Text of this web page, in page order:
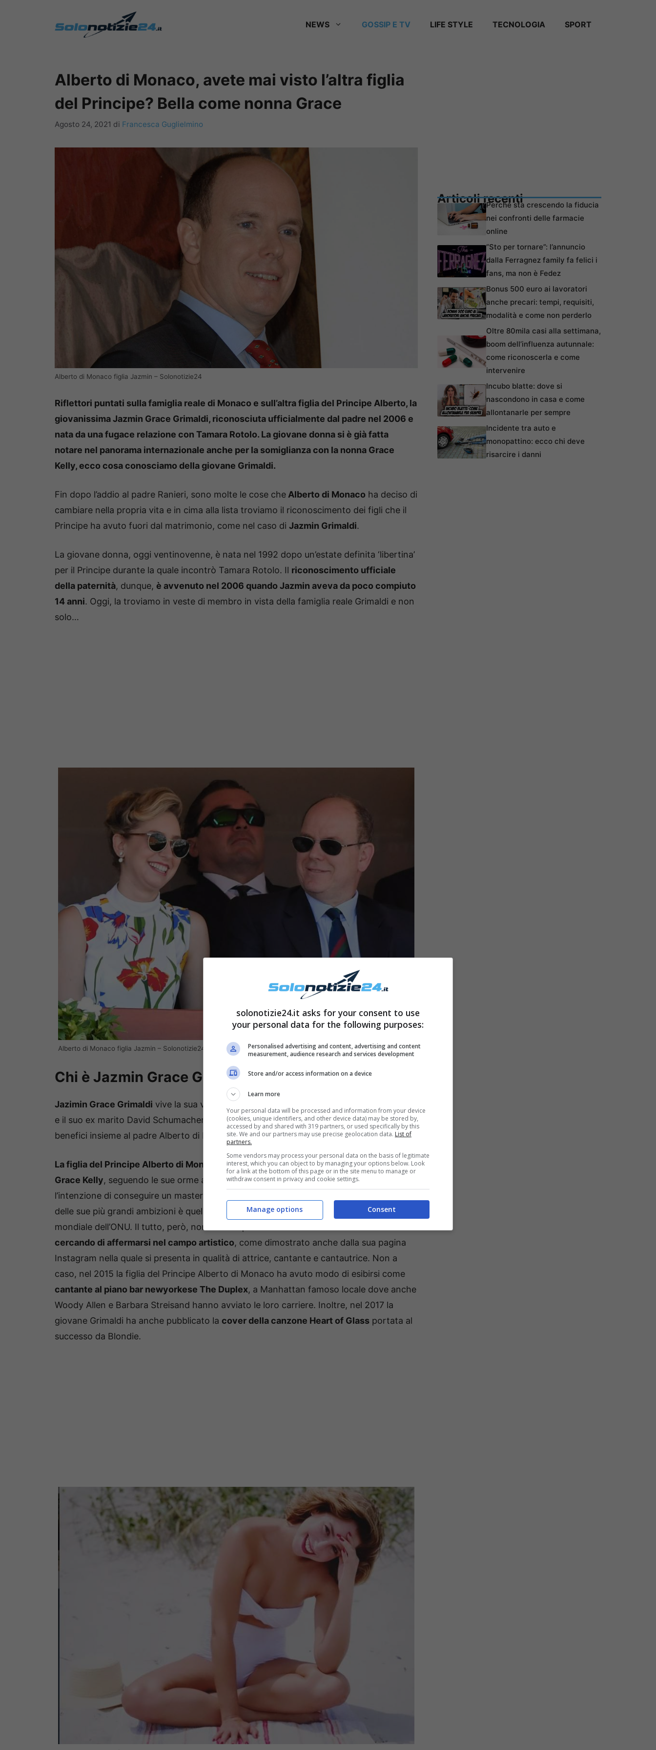
NEWS GOSSIP E TV LIFE STYLE TECNOLOGIA SPORT
Alberto di Monaco, avete mai visto l’altra figlia
del Principe? Bella come nonna Grace
Agosto 24, 2021 di Francesca Guglielmino
Alberto di Monaco figlia Jazmin – Solonotizie24
Riflettori puntati sulla famiglia reale di Monaco e sull’altra figlia del Principe Alberto, la
giovanissima Jazmin Grace Grimaldi, riconosciuta ufficialmente dal padre nel 2006 e
nata da una fugace relazione con Tamara Rotolo. La giovane donna si è già fatta
notare nel panorama internazionale anche per la somiglianza con la nonna Grace
Kelly, ecco cosa conosciamo della giovane Grimaldi.
Fin dopo l’addio al padre Ranieri, sono molte le cose che Alberto di Monaco ha deciso di
cambiare nella propria vita e in cima alla lista troviamo il riconoscimento dei figli che il
Principe ha avuto fuori dal matrimonio, come nel caso di Jazmin Grimaldi.
La giovane donna, oggi ventinovenne, è nata nel 1992 dopo un’estate definita ‘libertina’
per il Principe durante la quale incontrò Tamara Rotolo. Il riconoscimento ufficiale
della paternità, dunque, è avvenuto nel 2006 quando Jazmin aveva da poco compiuto
14 anni. Oggi, la troviamo in veste di membro in vista della famiglia reale Grimaldi e non
solo…
Alberto di Monaco figlia Jazmin – Solonotizie24
Chi è Jazmin Grace Grimaldi?
Jazimin Grace Grimaldi vive la sua vita a metà tra l’America, insieme alla madre Tamara
e il suo ex marito David Schumacher, e la Francia dove si mostra spesso ad eventi
benefici insieme al padre Alberto di Monaco.
La figlia del Principe Alberto di Monaco , considerata già una degna erede dellanonna
Grace Kelly, seguendo le sue orme anche in campo umanitario, ha già manifestato
l’intenzione di conseguire un master post-laurea in Relazioni Internazionali dato che una
delle sue più grandi ambizioni è quella di poter lavorare nel programma alimentare
mondiale dell’ONU. Il tutto, però, non finisce qui dato che
cercando di affermarsi nel campo artistico, come dimostrato anche dalla sua pagina
Instagram nella quale si presenta in qualità di attrice, cantante e cantautrice. Non a
caso, nel 2015 la figlia del Principe Alberto di Monaco ha avuto modo di esibirsi come
cantante al piano bar newyorkese The Duplex, a Manhattan famoso locale dove anche
Woody Allen e Barbara Streisand hanno avviato le loro carriere. Inoltre, nel 2017 la
giovane Grimaldi ha anche pubblicato la cover della canzone Heart of Glass portata al
successo da Blondie.
Articoli recentiPerché sta crescendo la fiducia
nei confronti delle farmacie
online
“Sto per tornare”: l’annuncio
dalla Ferragnez family fa felici i
fans, ma non è Fedez
Bonus 500 euro ai lavoratori
anche precari: tempi, requisiti,
modalità e come non perderlo
Oltre 80mila casi alla settimana,
boom dell’influenza autunnale:
come riconoscerla e come
intervenire
Incubo blatte: dove si
nascondono in casa e come
allontanarle per sempre
Incidente tra auto e
monopattino: ecco chi deve
risarcire i danni
solonotizie24.it asks for your consent to use
your personal data for the following purposes:
Personalised advertising and content, advertising and content
measurement, audience research and services development
Store and/or access information on a device
Learn more
Your personal data will be processed and information from your device
(cookies, unique identifiers, and other device data) may be stored by,
accessed by and shared with 319 partners, or used specifically by this
site. We and our partners may use precise geolocation data. List of
partners.
Some vendors may process your personal data on the basis of legitimate
interest, which you can object to by managing your options below. Look
for a link at the bottom of this page or in the site menu to manage or
withdraw consent in privacy and cookie settings.
Consent
Manage options